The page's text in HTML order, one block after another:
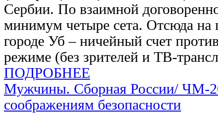
Сербии. По взаимной
минимум четыре сета. Отсюда на
городе Уб – ничейный счет
режиме (без зрителей и ТВ-
ПОДРОБНЕЕ
Мужчины. Сборная России/ ЧМ-
соображениям безопасности